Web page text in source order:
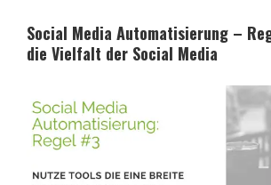
Social Media Automatisierung –
die Vielfalt der Social Media